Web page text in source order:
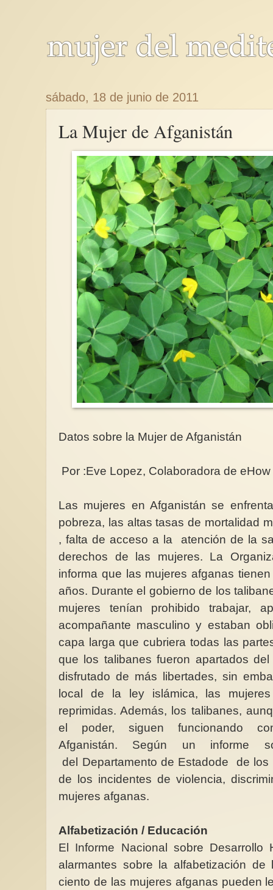
sábado, 18 de junio de 2011
La Mujer de Afganistán
Datos sobre la Mujer de Afganistán
Por :Eve Lopez, Colaboradora de eHow
Las mujeres en Afganistán se
pobreza, las altas tasas de mortalidad
, falta de acceso a la atención de la
derechos de las mujeres. La
informa que las mujeres afganas
años. Durante el gobierno de los
mujeres tenían prohibido trabajar,
acompañante masculino y estaban
capa larga que cubriera todas las
que los talibanes fueron apartados
disfrutado de más libertades, sin
local de la ley islámica, las
reprimidas. Además, los talibanes,
el poder, siguen funcionando
Afganistán. Según un informe
del Departamento de Estadode de los
de los incidentes de violencia,
mujeres afganas.
Alfabetización / Educación
El Informe Nacional sobre Desarrollo
alarmantes sobre la alfabetización
ciento de las mujeres afganas pueden
En homenaje a
día de las escritoras
Soy la pluma que
causas,la palabra
que denunció, el
de...